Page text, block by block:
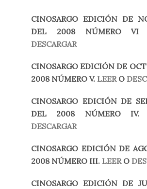
CINOSARGO EDICIÓN DE
DEL 2008 NÚMERO VI
DESCARGAR
CINOSARGO EDICIÓN DE
2008 NÚMERO V. LEER O
CINOSARGO EDICIÓN DE
DEL 2008 NÚMERO IV.
DESCARGAR
CINOSARGO EDICIÓN DE
2008 NÚMERO III. LEERO
CINOSARGO EDICIÓN DE